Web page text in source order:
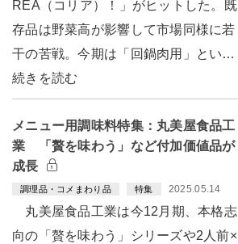
REA（コリア）！」がヒットした。既
存品は野菜高が影響して市場同様に若
干の苦戦。今期は「回鍋肉用」とい…
続きを読む
メニュー用調味料特集：丸美屋食品工
業 「贅を味わう」など付加価値品が
成長
調理品・コメまわり品 特集 2025.05.14
丸美屋食品工業は今12月期、本格志
向の「贅を味わう」シリーズや2人前×